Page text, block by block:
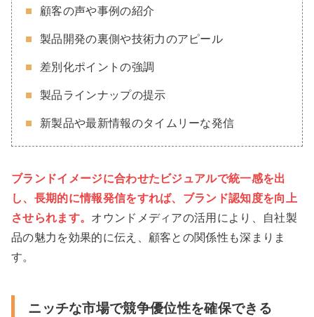
顧客の声や事例の紹介
製品開発の裏側や技術力のアピール
差別化ポイントの強調
製品ラインナップの提示
新製品や最新情報のタイムリーな発信
ブランドイメージに合わせたビジュアルで統一感を出
し、長期的に情報発信をすれば、ブランド認知度を向上
させられます。 オウンドメディアの活用により、自社製
品の魅力を効果的に伝え、顧客との関係性も深まりま
す。
ニッチな市場で競争優位性を確保できる